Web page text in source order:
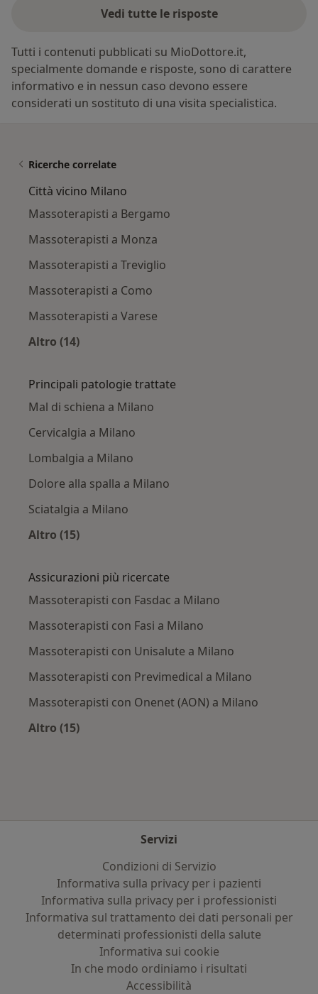
Vedi tutte le risposte
Tutti i contenuti pubblicati su MioDottore.it,
specialmente domande e risposte, sono di carattere
informativo e in nessun caso devono essere
considerati un sostituto di una visita specialistica.
Ricerche correlate
Città vicino Milano
Massoterapisti a Bergamo
Massoterapisti a Monza
Massoterapisti a Treviglio
Massoterapisti a Como
Massoterapisti a Varese
Altro (14)
Principali patologie trattate
Mal di schiena a Milano
Cervicalgia a Milano
Lombalgia a Milano
Dolore alla spalla a Milano
Sciatalgia a Milano
Altro (15)
Assicurazioni più ricercate
Massoterapisti con Fasdac a Milano
Massoterapisti con Fasi a Milano
Massoterapisti con Unisalute a Milano
Massoterapisti con Previmedical a Milano
Massoterapisti con Onenet (AON) a Milano
Altro (15)
Servizi
Condizioni di Servizio
Informativa sulla privacy per i pazienti
Informativa sulla privacy per i professionisti
Informativa sul trattamento dei dati personali per
determinati professionisti della salute
Informativa sui cookie
In che modo ordiniamo i risultati
Accessibilità